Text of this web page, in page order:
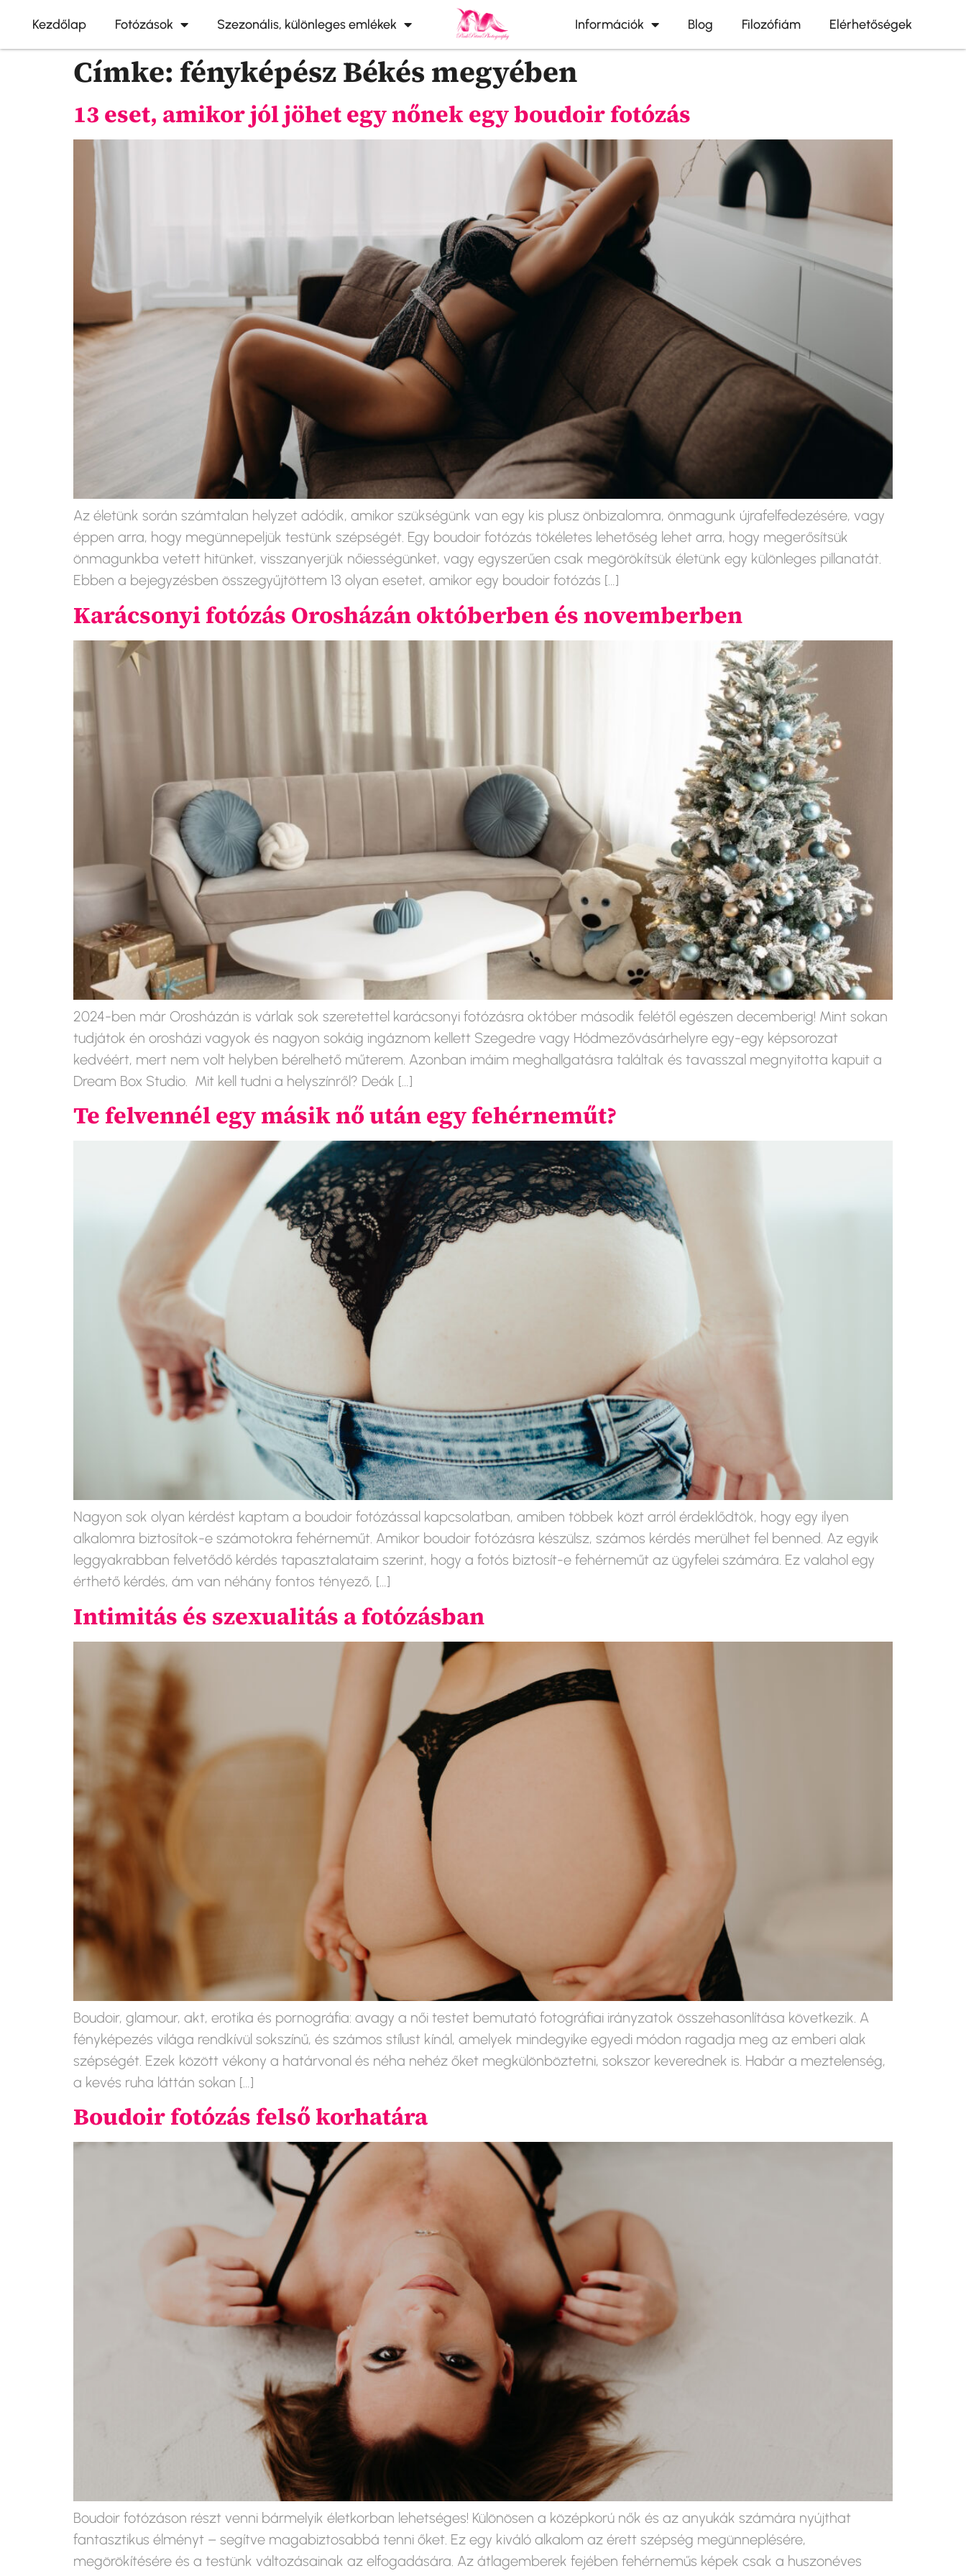
Kezdőlap Fotózások Szezonális, különleges emlékek Információk Blog Filozófiám Elérhetőségek
Címke: fényképész Békés megyében
13 eset, amikor jól jöhet egy nőnek egy boudoir fotózás
Az életünk során számtalan helyzet adódik, amikor szükségünk van egy kis plusz önbizalomra, önmagunk újrafelfedezésére, vagy
éppen arra, hogy megünnepeljük testünk szépségét. Egy boudoir fotózás tökéletes lehetőség lehet arra, hogy megerősítsük
önmagunkba vetett hitünket, visszanyerjük nőiességünket, vagy egyszerűen csak megörökítsük életünk egy különleges pillanatát.
Ebben a bejegyzésben összegyűjtöttem 13 olyan esetet, amikor egy boudoir fotózás […]
Karácsonyi fotózás Orosházán októberben és novemberben
2024-ben már Orosházán is várlak sok szeretettel karácsonyi fotózásra október második felétől egészen decemberig! Mint sokan
tudjátok én orosházi vagyok és nagyon sokáig ingáznom kellett Szegedre vagy Hódmezővásárhelyre egy-egy képsorozat
kedvéért, mert nem volt helyben bérelhető műterem. Azonban imáim meghallgatásra találtak és tavasszal megnyitotta kapuit a
Dream Box Studio. Mit kell tudni a helyszínről? Deák […]
Te felvennél egy másik nő után egy fehérneműt?
Nagyon sok olyan kérdést kaptam a boudoir fotózással kapcsolatban, amiben többek közt arról érdeklődtök, hogy egy ilyen
alkalomra biztosítok-e számotokra fehérneműt. Amikor boudoir fotózásra készülsz, számos kérdés merülhet fel benned. Az egyik
leggyakrabban felvetődő kérdés tapasztalataim szerint, hogy a fotós biztosít-e fehérneműt az ügyfelei számára. Ez valahol egy
érthető kérdés, ám van néhány fontos tényező, […]
Intimitás és szexualitás a fotózásban
Boudoir, glamour, akt, erotika és pornográfia: avagy a női testet bemutató fotográfiai irányzatok összehasonlítása következik. A
fényképezés világa rendkívül sokszínű, és számos stílust kínál, amelyek mindegyike egyedi módon ragadja meg az emberi alak
szépségét. Ezek között vékony a határvonal és néha nehéz őket megkülönböztetni, sokszor keverednek is. Habár a meztelenség,
a kevés ruha láttán sokan […]
Boudoir fotózás felső korhatára
Boudoir fotózáson részt venni bármelyik életkorban lehetséges! Különösen a középkorú nők és az anyukák számára nyújthat
fantasztikus élményt – segítve magabiztosabbá tenni őket. Ez egy kiváló alkalom az érett szépség megünneplésére,
megörökítésére és a testünk változásainak az elfogadására. Az átlagemberek fejében fehérneműs képek csak a huszonéves